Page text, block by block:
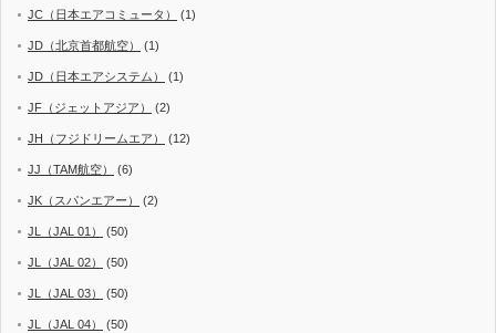
JC（日本エアコミュータ） (1)
JD（北京首都航空） (1)
JD（日本エアシステム） (1)
JF（ジェットアジア） (2)
JH（フジドリームエア） (12)
JJ（TAM航空） (6)
JK（スパンエアー） (2)
JL（JAL 01） (50)
JL（JAL 02） (50)
JL（JAL 03） (50)
JL（JAL 04） (50)